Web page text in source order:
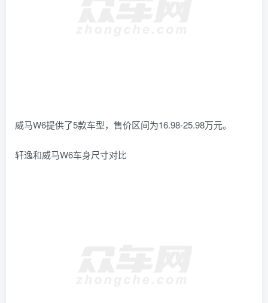
威马W6提供了5款车型，售价区间为16.98-25.98万元。
轩逸和威马W6车身尺寸对比